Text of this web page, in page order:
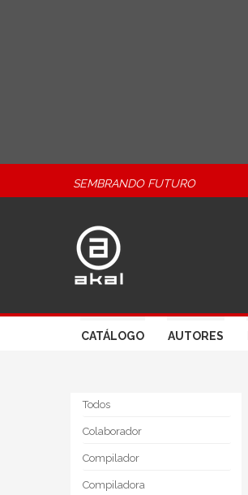
SEMBRANDO FUTURO
CATÁLOGO AUTORES
Todos
Colaborador
Compilador
Compiladora